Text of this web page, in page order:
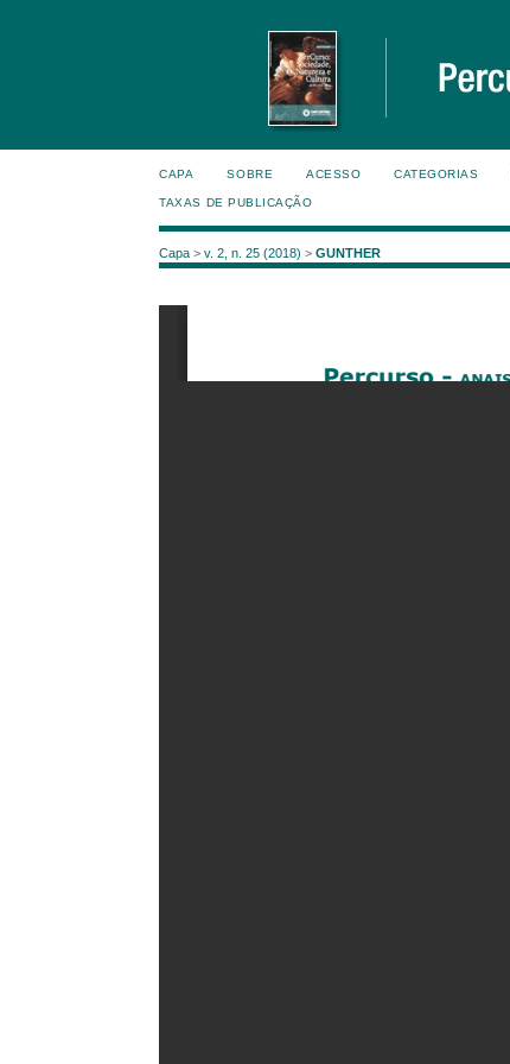
CAPA SOBRE ACESSO CATEGORIAS
TAXAS DE PUBLICAÇÃO
Capa >v. 2, n. 25 (2018) >GUNTHER